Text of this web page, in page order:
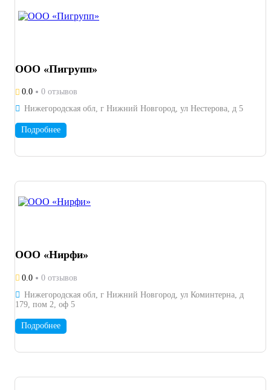
ООО «Пигрупп»
0.0
0 отзывов
Нижегородская обл, г Нижний Новгород, ул Нестерова, д 5
Подробнее
ООО «Нирфи»
0.0
0 отзывов
Нижегородская обл, г Нижний Новгород, ул Коминтерна, д
179, пом 2, оф 5
Подробнее